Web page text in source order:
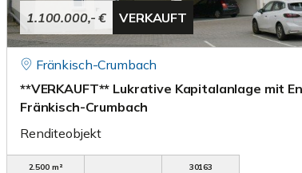
1.100.000,- € VERKAUFT
Fränkisch-Crumbach
**VERKAUFT** Lukrative Kapitalanlage mit
Fränkisch-Crumbach
Renditeobjekt
2.500 m²
30163